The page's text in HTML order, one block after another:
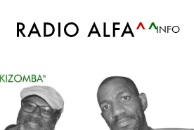
INFO
Accueil Tags Kizomba
Tag: Kizomba